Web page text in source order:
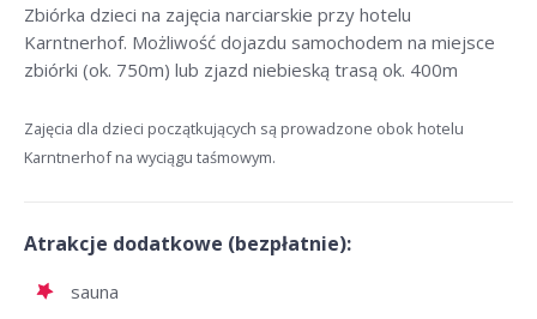
Zbiórka dzieci na zajęcia narciarskie przy hotelu
Karntnerhof. Możliwość dojazdu samochodem na miejsce
zbiórki (ok. 750m) lub zjazd niebieską trasą ok. 400m
Zajęcia dla dzieci początkujących są prowadzone obok hotelu
Karntnerhof na wyciągu taśmowym.
Atrakcje dodatkowe (bezpłatnie):
sauna